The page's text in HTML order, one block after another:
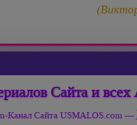
Сайта и
Канал Сайта USMALOS.com —